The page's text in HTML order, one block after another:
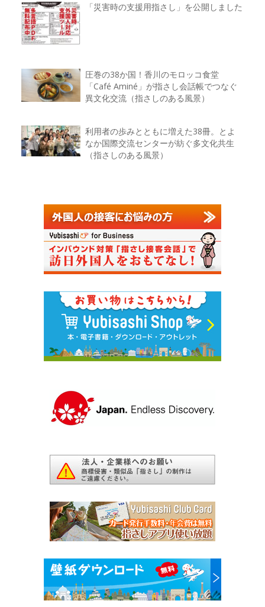
「災害時の支援用指さし」を公開しました
圧巻の38か国！香川のモロッコ食堂
「Café Aminé」が指さし会話帳でつなぐ
異文化交流（指さしのある風景）
利用者の歩みとともに増えた38冊。とよ
なか国際交流センターが紡ぐ多文化共生
（指さしのある風景）